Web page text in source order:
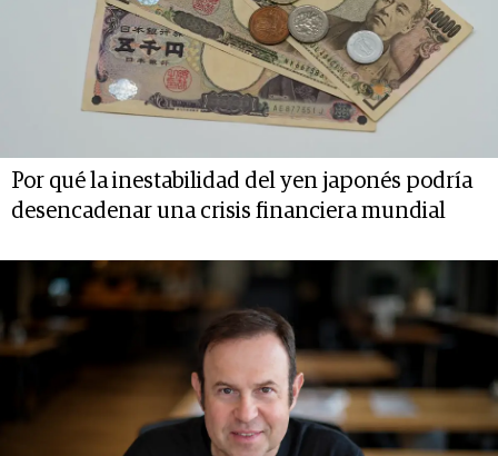
Por qué la inestabilidad del yen japonés podría
desencadenar una crisis financiera mundial